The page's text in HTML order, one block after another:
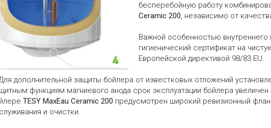
бесперебойную работу
Ceramic 200, независимо от
Важной особенностью внутреннего
гигиенический сертификат на
Европейской директивой 98/83 EU.
дополнительной защиты бойлера от известковых отложений
функциям магниевого анода срок эксплуатации бойлера
TESY MaxEau Ceramic 200 предусмотрен широкий ревизионный
и очистки.